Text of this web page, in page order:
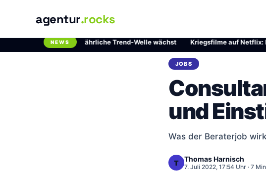
agentur.rocks
NEWS
Breaking News Ticker
Die gefährliche Trend-Welle wächst· Kriegsfilme auf Netflix: Diese
JOBS
und
Was der Beraterjob
T Thomas Harnisch
7. Juli 2022, 17:54 Uhr · 7